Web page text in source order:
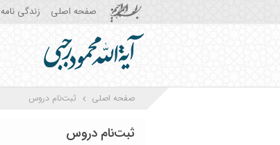
صفحه اصلی زندگی نامه
صفحه اصلی ثبت‌نام دروس
ثبت‌نام دروس